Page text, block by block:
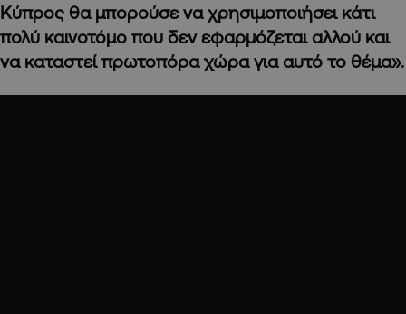
Κύπρος θα μπορούσε να χρησιμοποιήσει κάτι
πολύ καινοτόμο που δεν εφαρμόζεται αλλού και
να καταστεί πρωτοπόρα χώρα για αυτό το θέμα».